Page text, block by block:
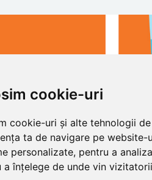
cookie-uri
cookie-uri și alte tehnologii
ta de navigare pe
personalizate, pentru a
a înțelege de unde vin